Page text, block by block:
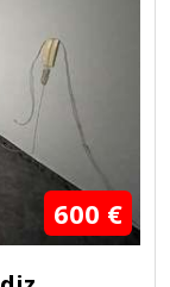
600 €